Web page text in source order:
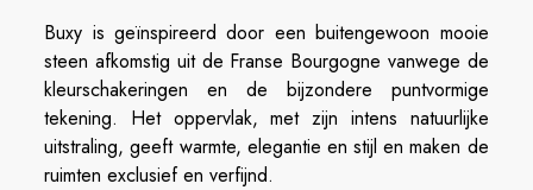
Buxy is geïnspireerd door een buitengewoon mooie
steen afkomstig uit de Franse Bourgogne vanwege de
kleurschakeringen en de bijzondere puntvormige
tekening. Het oppervlak, met zijn intens natuurlijke
uitstraling, geeft warmte, elegantie en stijl en maken de
ruimten exclusief en verfijnd.